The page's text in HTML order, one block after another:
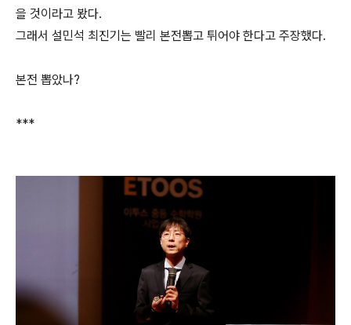
을 것이라고 봤다.
그래서 설민석 최진기는 빨리 본전뽑고 튀어야 한다고 주장했다.
본전 뽑았나?
***